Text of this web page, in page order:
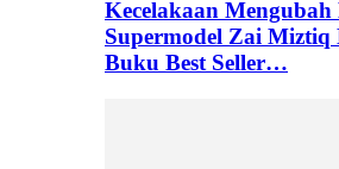
Kecelakaan
Supermodel Zai Miztiq
Buku Best Seller…